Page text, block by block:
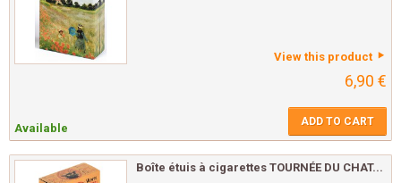
View this product
6,90 €
Available ADD TO CART
Boîte étuis à cigarettes TOURNÉE DU CHAT...